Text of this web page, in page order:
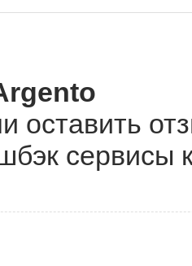
оставить
сервисы